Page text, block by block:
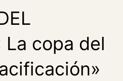
La copa del